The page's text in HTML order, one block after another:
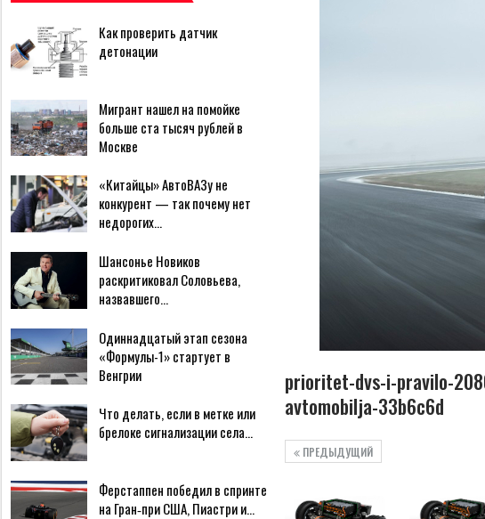
prioritet-dvs-i-pravilo-
avtomobilja-33b6c6d
ПРЕДЫДУЩИЙ
Как проверить датчик
детонации
Мигрант нашел на помойке
больше ста тысяч рублей в
Москве
«Китайцы» АвтоВАЗу не
конкурент — так почему нет
недорогих…
Шансонье Новиков
раскритиковал Соловьева,
назвавшего…
Одиннадцатый этап сезона
«Формулы-1» стартует в
Венгрии
Что делать, если в метке или
брелоке сигнализации села…
Ферстаппен победил в спринте
на Гран‑при США, Пиастри и…